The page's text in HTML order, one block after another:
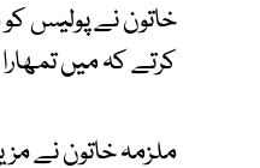
خاتون نے پولیس
کرتے کہ میں
ملزمہ خاتون نے